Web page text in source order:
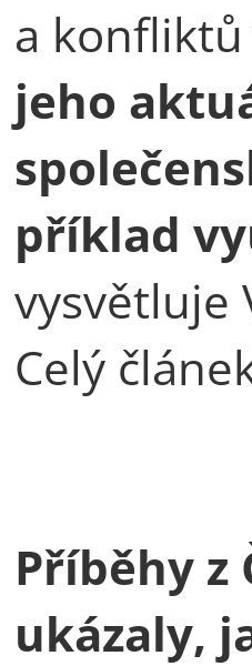
a konfliktů
jeho
příklad
vysvětluje
Celý
Příběhy z
ukázaly,